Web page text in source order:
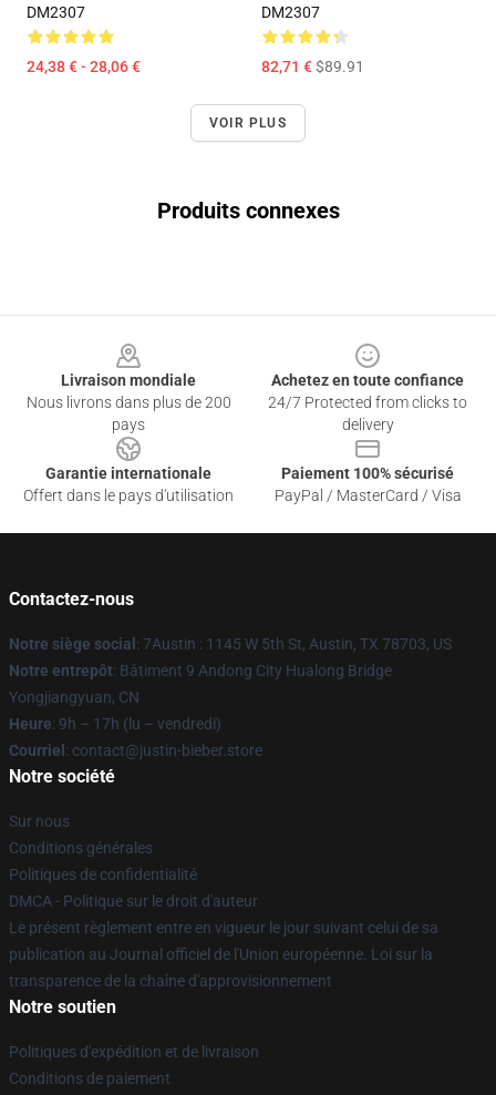
DM2307
24,38 € - 28,06 €
DM2307
82,71 €$89.91
VOIR PLUS
Produits connexes
Livraison mondiale
Nous livrons dans plus de 200
pays
Achetez en toute confiance
24/7 Protected from clicks to
delivery
Garantie internationale
Offert dans le pays d'utilisation
Paiement 100% sécurisé
PayPal / MasterCard / Visa
Contactez-nous
Notre siège social: 7Austin : 1145 W 5th St, Austin, TX 78703, US
Notre entrepôt: Bâtiment 9 Andong City Hualong Bridge
Yongjiangyuan, CN
Heure: 9h – 17h (lu – vendredi)
Courriel: contact@justin-bieber.store
Notre société
Sur nous
Conditions générales
Politiques de confidentialité
DMCA - Politique sur le droit d'auteur
Le présent règlement entre en vigueur le jour suivant celui de sa
publication au Journal officiel de l'Union européenne. Loi sur la
transparence de la chaîne d'approvisionnement
Notre soutien
Politiques d'expédition et de livraison
Conditions de paiement